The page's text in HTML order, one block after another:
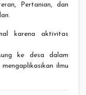
Pertanian, dan
karena aktivitas
ke desa dalam
ilmu